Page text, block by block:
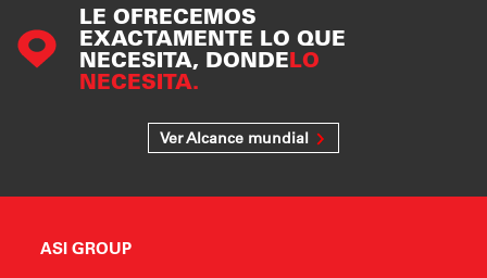
LE OFRECEMOS
EXACTAMENTE LO QUE
NECESITA, DONDELO
NECESITA.
Ver Alcance mundial
ASI GROUP